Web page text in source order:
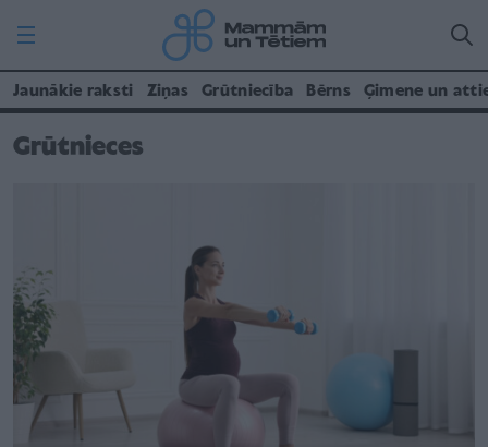
Jaunākie raksti Ziņas Grūtniecība Bērns Ģimene un
Grūtnieces